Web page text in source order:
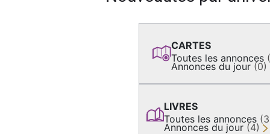
CARTES
Toutes les annonces
Annonces du jour (0)
LIVRES
Toutes les annonces
Annonces du jour (4)